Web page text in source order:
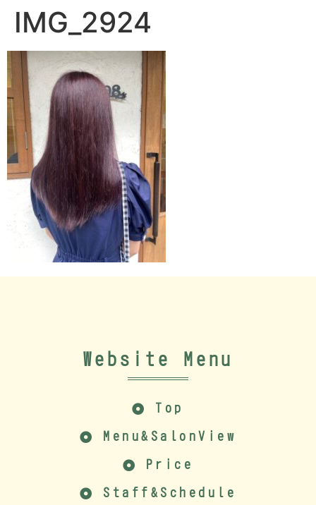
IMG_2924
Website Menu
Top
Menu&SalonView
Price
Staff&Schedule